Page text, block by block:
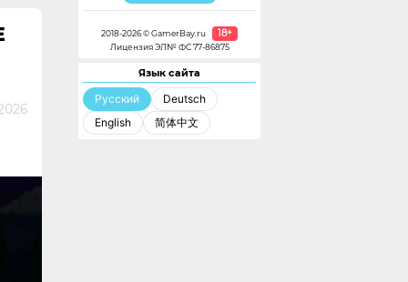
2018-2026 © GamerBay.ru 18+
Лицензия ЭЛ№ ФС 77-86875
Язык сайта
Русский
Deutsch
English
简体中文